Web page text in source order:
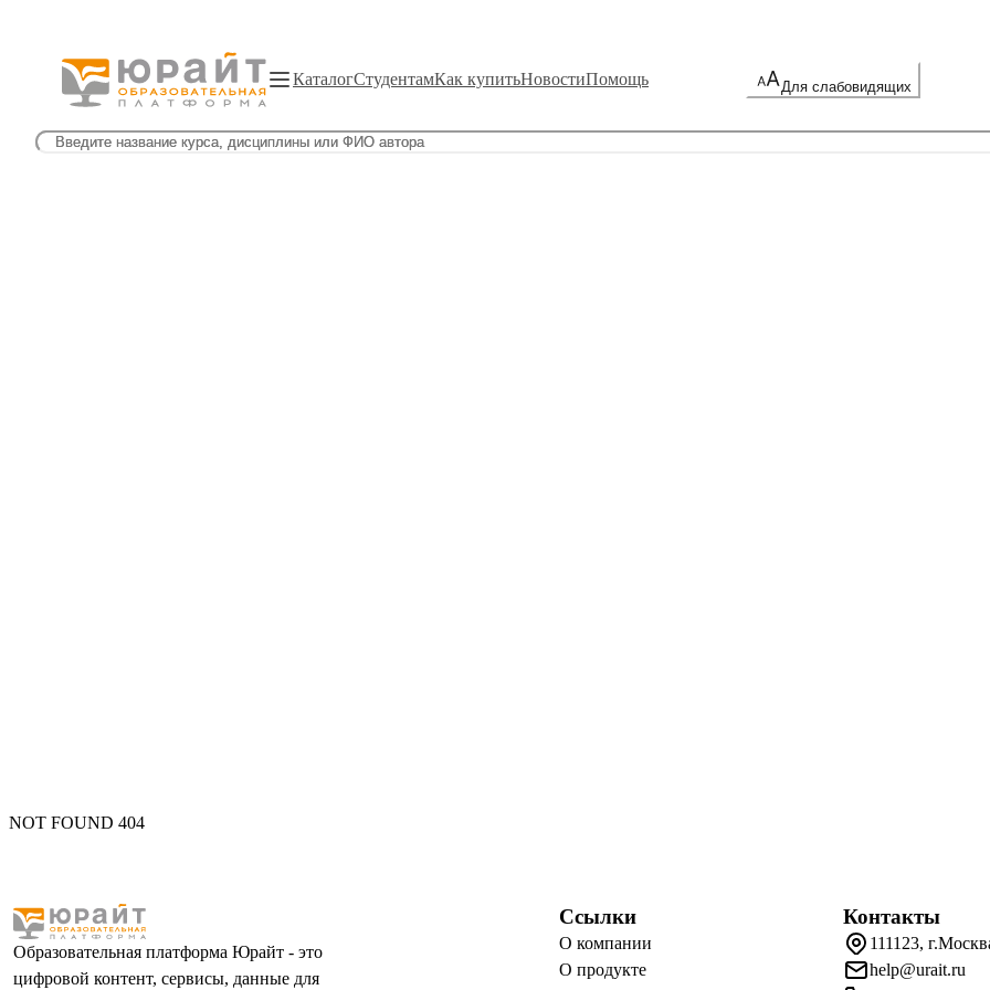
КаталогСтудентамКак купитьНовостиПомощь Для слабовидящих
NOT FOUND 404
Образовательная платформа Юрайт - это
цифровой контент, сервисы, данные для
Ссылки
О компании
О продукте
Контакты
111123,
help@urait.ru